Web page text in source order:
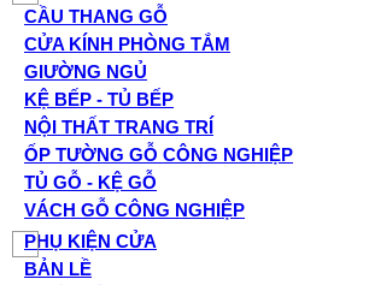
CẦU THANG GỖ
CỬA KÍNH PHÒNG TẮM
GIƯỜNG NGỦ
KỆ BẾP - TỦ BẾP
NỘI THẤT TRANG TRÍ
ỐP TƯỜNG GỖ CÔNG NGHIỆP
TỦ GỖ - KỆ GỖ
VÁCH GỖ CÔNG NGHIỆP
PHỤ KIỆN CỬA
BẢN LỀ